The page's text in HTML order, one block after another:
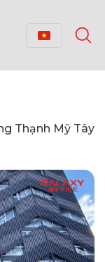
Thạnh Mỹ Tây